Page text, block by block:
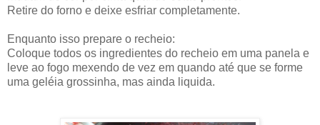
Retire do forno e deixe esfriar completamente.
Enquanto isso prepare o recheio:
Coloque todos os ingredientes do recheio em uma panela e
leve ao fogo mexendo de vez em quando até que se forme
uma geléia grossinha, mas ainda liquida.